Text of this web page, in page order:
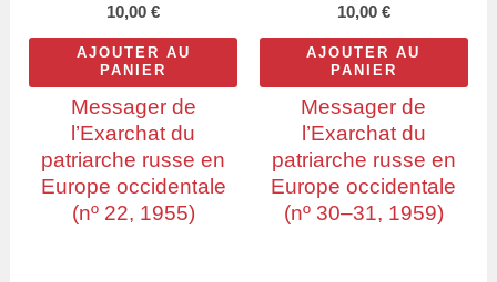
10,00€
AJOUTER AU
PANIER
Messager de
l’Exarchat du
patriarche russe en
Europe occidentale
(nº 22, 1955)
10,00 €
AJOUTER AU
PANIER
Messager de
l’Exarchat du
patriarche russe en
Europe occidentale
(nº 30–31, 1959)